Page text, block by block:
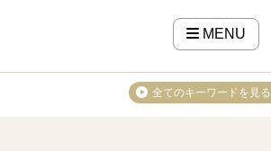
MENU
全てのキーワードを見る